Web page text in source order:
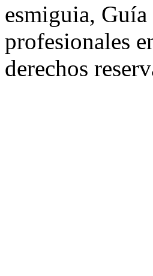
esmiguia,
profesionales
derechos